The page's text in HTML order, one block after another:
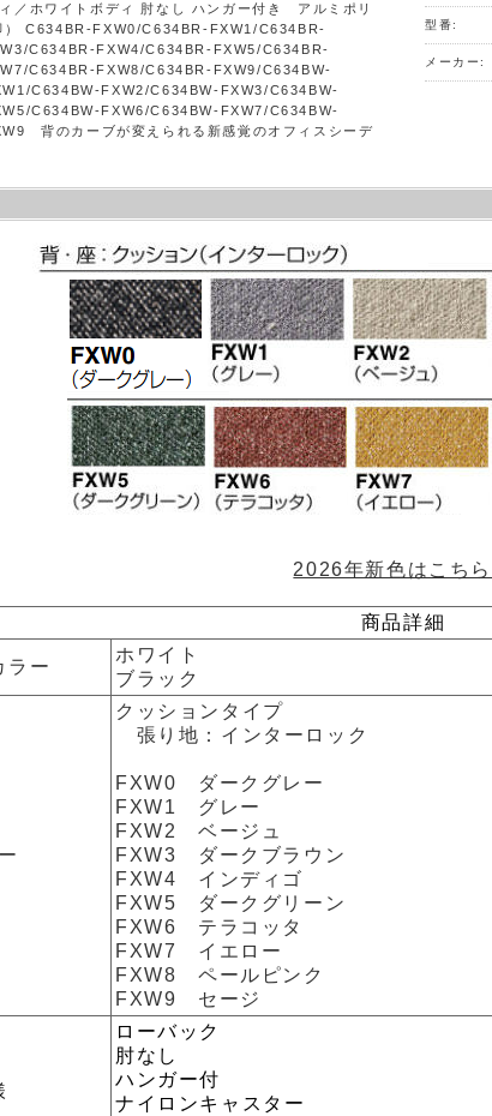
／ホワイトボディ 肘なし ハンガー付き アルミポリ
） C634BR-FXW0/C634BR-FXW1/C634BR-
C634BR-FXW4/C634BR-FXW5/C634BR-
C634BR-FXW8/C634BR-FXW9/C634BW-
C634BW-FXW2/C634BW-FXW3/C634BW-
C634BW-FXW6/C634BW-FXW7/C634BW-
背のカーブが変えられる新感覚のオフィスシーデ
型番:
メーカー:
2026年新色はこち
商品詳細
ラー
ホワイト
ブラック
クッションタイプ
張り地：インターロック
FXW0 ダークグレー
FXW1 グレー
FXW2 ベージュ
FXW3 ダークブラウン
FXW4 インディゴ
FXW5 ダークグリーン
FXW6 テラコッタ
FXW7 イエロー
FXW8 ペールピンク
FXW9 セージ
ローバック
肘なし
ハンガー付
ナイロンキャスター